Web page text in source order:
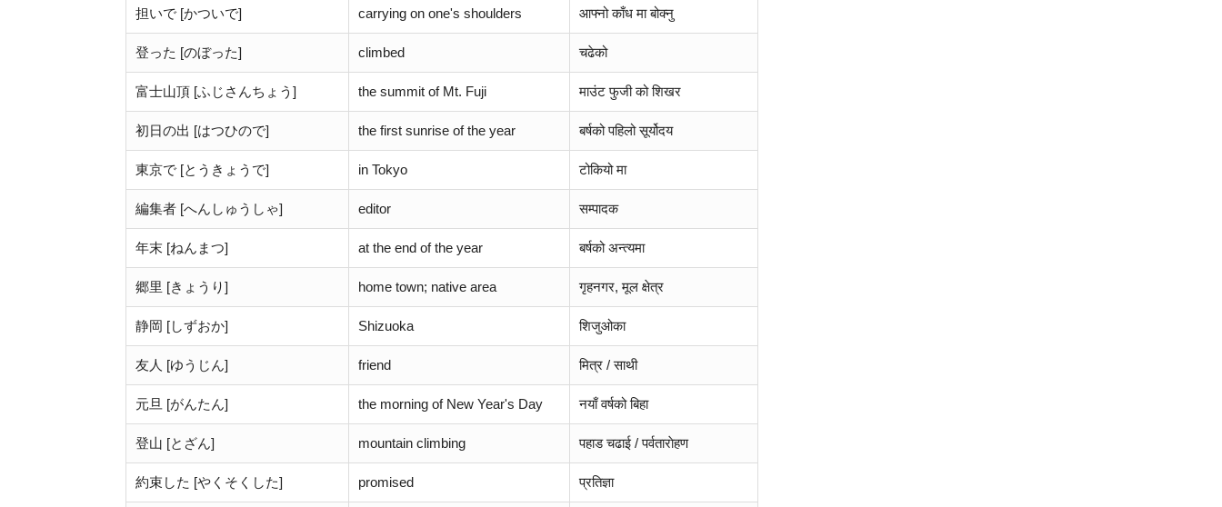
担いで [かついで] carrying on one's shoulders आफ्नो काँध मा बोक्नु
登った [のぼった] climbed चढेको
富士山頂 [ふじさんちょう] the summit of Mt. Fuji माउंट फुजी को शिखर
初日の出 [はつひので] the first sunrise of the year बर्षको पहिलो सूर्योदय
東京で [とうきょうで] in Tokyo टोकियो मा
編集者 [へんしゅうしゃ] editor सम्पादक
年末 [ねんまつ] at the end of the year बर्षको अन्त्यमा
郷里 [きょうり] home town; native area गृहनगर, मूल क्षेत्र
静岡 [しずおか] Shizuoka शिजुओका
友人 [ゆうじん] friend मित्र / साथी
元旦 [がんたん] the morning of New Year's Day नयाँ वर्षको बिहा
登山 [とざん] mountain climbing पहाड चढाई / पर्वताराेहण
約束した [やくそくした] promised प्रतिज्ञा